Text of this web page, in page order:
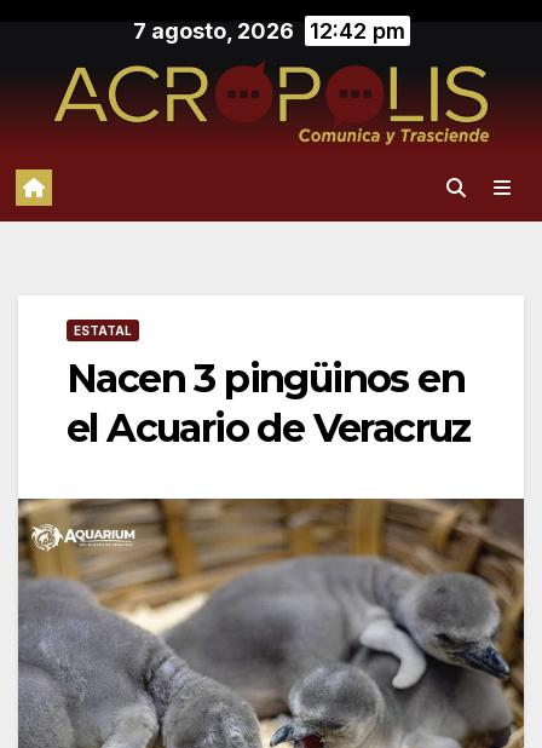
contenido
7 agosto, 2026 12:42 pm
ESTATAL
Nacen 3 pingüinos en
el Acuario de Veracruz